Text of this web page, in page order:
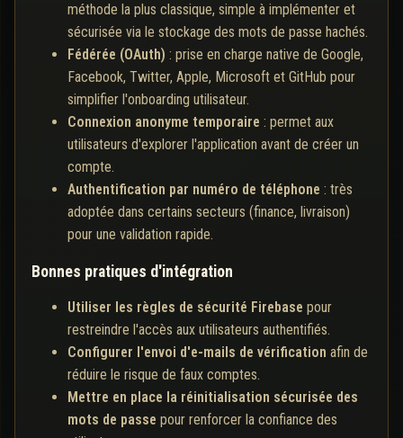
méthode la plus classique, simple à implémenter et
sécurisée via le stockage des mots de passe hachés.
Fédérée (OAuth) : prise en charge native de Google,
Facebook, Twitter, Apple, Microsoft et GitHub pour
simplifier l'onboarding utilisateur.
Connexion anonyme temporaire : permet aux
utilisateurs d'explorer l'application avant de créer un
compte.
Authentification par numéro de téléphone : très
adoptée dans certains secteurs (finance, livraison)
pour une validation rapide.
Bonnes pratiques d'intégration
Utiliser les règles de sécurité Firebase pour
restreindre l'accès aux utilisateurs authentifiés.
Configurer l'envoi d'e-mails de vérification afin de
réduire le risque de faux comptes.
Mettre en place la réinitialisation sécurisée des
mots de passe pour renforcer la confiance des